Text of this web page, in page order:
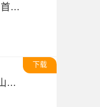
三国如龙传(网易首款0.1折免费版)
下载
万剑至尊 (0.1折山海经)